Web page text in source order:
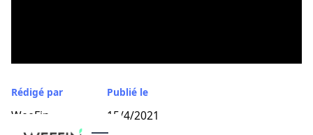
Rédigé par
WeeFin
Publié le
15/4/2021